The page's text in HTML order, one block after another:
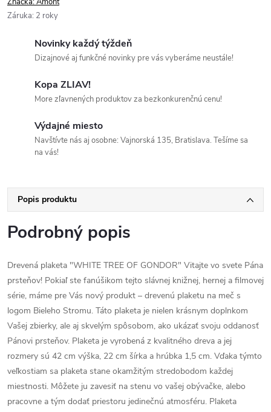
Záruka: 2 roky
Novinky každý týždeň
Dizajnové aj funkčné novinky pre vás vyberáme neustále!
Kopa ZLIAV!
More zľavnených produktov za bezkonkurenčnú cenu!
Výdajné miesto
Navštívte nás aj osobne: Vajnorská 135, Bratislava. Tešíme sa
na vás!
Popis produktu
Podrobný popis
Drevená plaketa "WHITE TREE OF GONDOR" Vitajte vo svete Pána
prsteňov! Pokiaľ ste fanúšikom tejto slávnej knižnej, hernej a filmovej
série, máme pre Vás nový produkt – drevenú plaketu na meč s
logom Bieleho Stromu. Táto plaketa je nielen krásnym doplnkom
Vašej zbierky, ale aj skvelým spôsobom, ako ukázať svoju oddanosť
Pánovi prsteňov. Plaketa je vyrobená z kvalitného dreva a jej
rozmery sú 42 cm výška, 22 cm šírka a hrúbka 1,5 cm. Vďaka týmto
veľkostiam sa plaketa stane okamžitým stredobodom každej
miestnosti. Môžete ju zavesiť na stenu vo vašej obývačke, alebo
pracovne a tým dodať priestoru jedinečnú atmosféru. Plaketa